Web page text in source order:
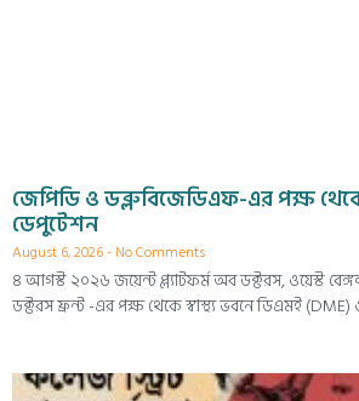
জেপিডি ও ডব্লুবিজেডিএফ-এর পক্ষ থেকে
ডেপুটেশন
August 6, 2026 No Comments
৪ আগস্ট ২০২৬ জয়েন্ট প্ল্যাটফর্ম অব ডক্টরস, ওয়েস্ট
ডক্টরস ফ্রন্ট -এর পক্ষ থেকে স্বাস্থ্য ভবনে ডিএমই